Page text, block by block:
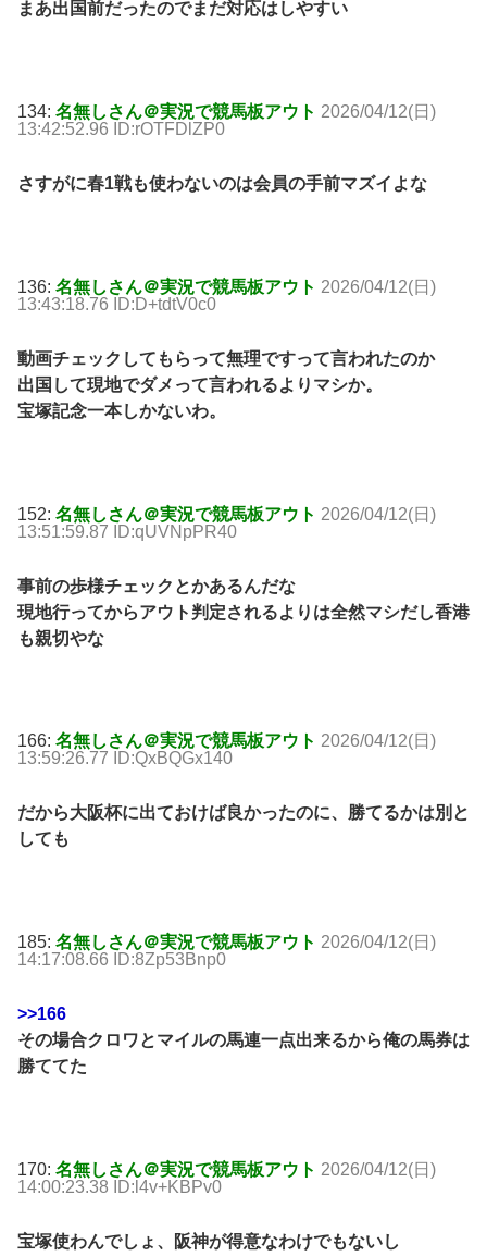
まあ出国前だったのでまだ対応はしやすい
134: 名無しさん＠実況で競馬板アウト 2026/04/12(日)
13:42:52.96 ID:rOTFDlZP0
さすがに春1戦も使わないのは会員の手前マズイよな
136: 名無しさん＠実況で競馬板アウト 2026/04/12(日)
13:43:18.76 ID:D+tdtV0c0
動画チェックしてもらって無理ですって言われたのか
出国して現地でダメって言われるよりマシか。
宝塚記念一本しかないわ。
152: 名無しさん＠実況で競馬板アウト 2026/04/12(日)
13:51:59.87 ID:qUVNpPR40
事前の歩様チェックとかあるんだな
現地行ってからアウト判定されるよりは全然マシだし香港
も親切やな
166: 名無しさん＠実況で競馬板アウト 2026/04/12(日)
13:59:26.77 ID:QxBQGx140
だから大阪杯に出ておけば良かったのに、勝てるかは別と
しても
185: 名無しさん＠実況で競馬板アウト 2026/04/12(日)
14:17:08.66 ID:8Zp53Bnp0
>>166
その場合クロワとマイルの馬連一点出来るから俺の馬券は
勝ててた
170: 名無しさん＠実況で競馬板アウト 2026/04/12(日)
14:00:23.38 ID:l4v+KBPv0
宝塚使わんでしょ、阪神が得意なわけでもないし